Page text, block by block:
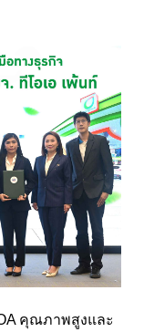
คุณภาพสูงและ